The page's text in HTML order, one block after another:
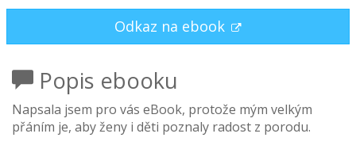
Odkaz na ebook
Popis ebooku
Napsala jsem pro vás eBook, protože mým velkým
přáním je, aby ženy i děti poznaly radost z porodu.